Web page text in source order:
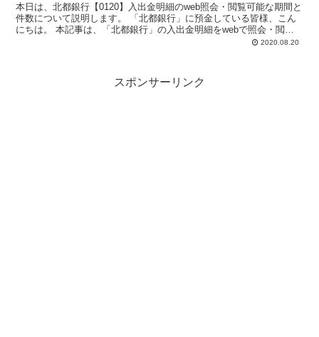
本日は、北都銀行【0120】入出金明細のweb照会・閲覧可能な期間と
件数について説明します。 「北都銀行」に預金している皆様、こん
にちは。 本記事は、「北都銀行」の入出金明細をwebで照会・閲覧
2020.08.20
スポンサーリンク